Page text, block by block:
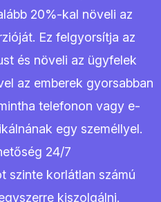
20%-kal növeli az
Ez felgyorsítja az
és növeli az ügyfelek
az emberek gyorsabban
telefonon vagy e-
egy személlyel.
24/7
szinte korlátlan számú
kiszolgálni.